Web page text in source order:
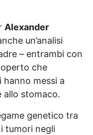
Alexander
un’analisi
– entrambi con
che
hanno messi a
allo stomaco.
genetico tra
tumori negli